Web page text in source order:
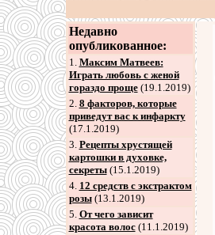
Недавно
опубликованное:
1. Максим Матвеев:
Играть любовь с женой
гораздо проще(19.1.2019)
2. 8 факторов, которые
приведут вас к инфаркту
(17.1.2019)
3. Рецепты хрустящей
картошки в духовке,
секреты(15.1.2019)
4. 12 средств с экстрактом
розы(13.1.2019)
5. От чего зависит
красота волос(11.1.2019)